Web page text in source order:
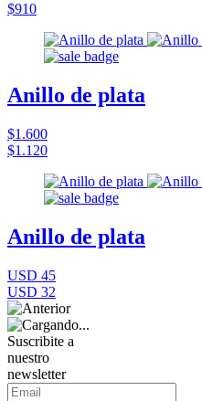
$910
Anillo de plata
$1.600
$1.120
Anillo de plata
USD 45
USD 32
Suscribite a
nuestro
newsletter